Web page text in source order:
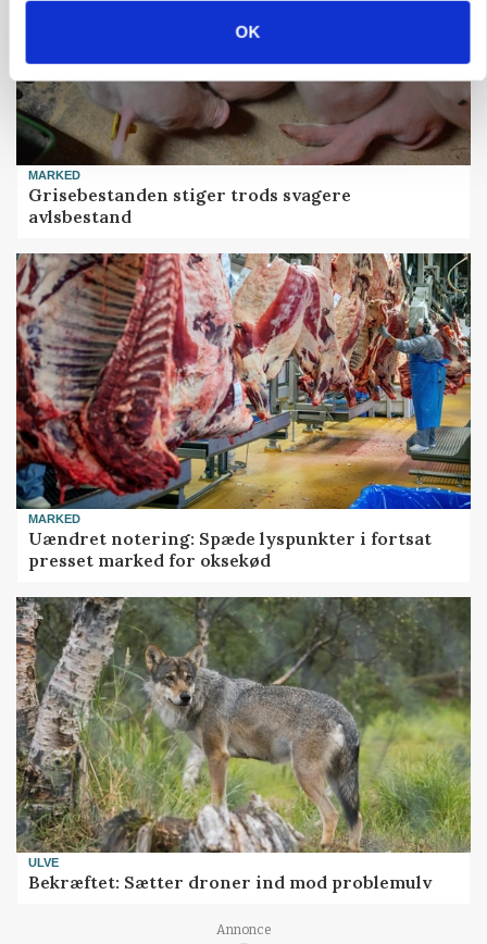
OK
MARKED
Grisebestanden stiger trods svagere
avlsbestand
MARKED
Uændret notering: Spæde lyspunkter i fortsat
presset marked for oksekød
ULVE
Bekræftet: Sætter droner ind mod problemulv
Annonce